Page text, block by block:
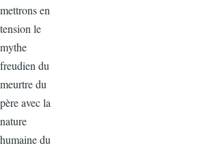
mettrons en
tension le
mythe
freudien du
meurtre du
père avec la
nature
humaine du